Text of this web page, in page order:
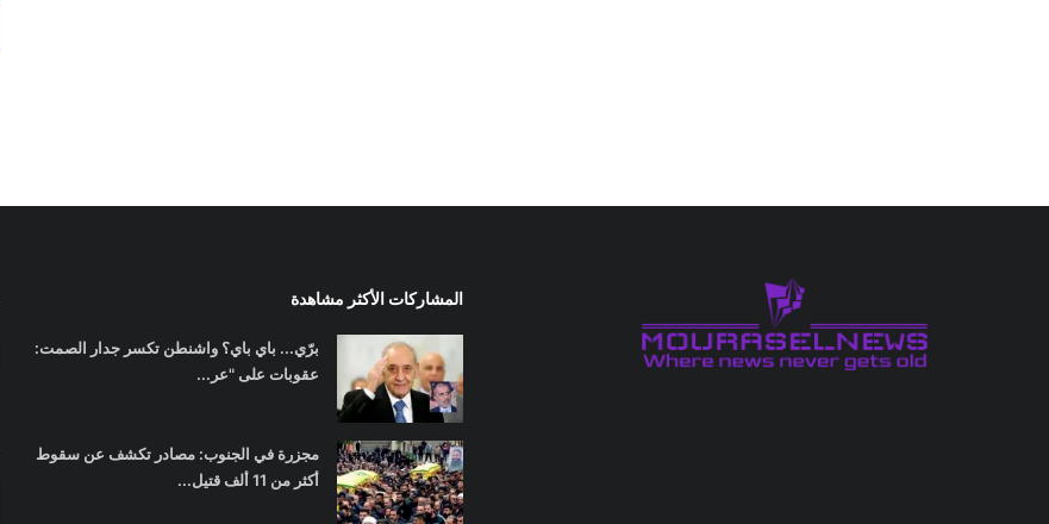
المشاركات الأكثر مشاهدة
برّي... باي باي؟ واشنطن تكسر جدار الصمت:
عقوبات على "عر...
مجزرة في الجنوب: مصادر تكشف عن سقوط
أكثر من 11 ألف قتيل...